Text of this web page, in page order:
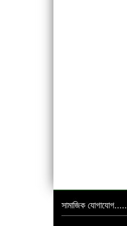
সামাজিক যোগাযোগ.....